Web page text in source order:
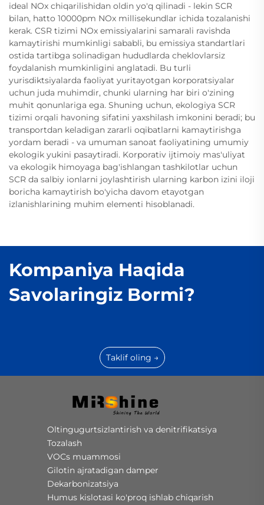
ideal NOx chiqarilishidan oldin yo'q qilinadi - lekin SCR
bilan, hatto 10000pm NOx millisekundlar ichida tozalanishi
kerak. CSR tizimi NOx emissiyalarini samarali ravishda
kamaytirishi mumkinligi sababli, bu emissiya standartlari
ostida tartibga solinadigan hududlarda cheklovlarsiz
foydalanish mumkinligini anglatadi. Bu turli
yurisdiktsiyalarda faoliyat yuritayotgan korporatsiyalar
uchun juda muhimdir, chunki ularning har biri o'zining
muhit qonunlariga ega. Shuning uchun, ekologiya SCR
tizimi orqali havoning sifatini yaxshilash imkonini beradi; bu
transportdan keladigan zararli oqibatlarni kamaytirishga
yordam beradi - va umuman sanoat faoliyatining umumiy
ekologik yukini pasaytiradi. Korporativ ijtimoiy mas'uliyat
va ekologik himoyaga bag'ishlangan tashkilotlar uchun
SCR da salbiy ionlarni joylashtirish ularning karbon izini iloji
boricha kamaytirish bo'yicha davom etayotgan
izlanishlarining muhim elementi hisoblanadi.
Kompaniya Haqida
Savolaringiz Bormi?
Taklif oling →
Oltingugurtsizlantirish va denitrifikatsiya
Tozalash
VOCs muammosi
Gilotin ajratadigan damper
Dekarbonizatsiya
Humus kislotasi ko'proq ishlab chiqarish